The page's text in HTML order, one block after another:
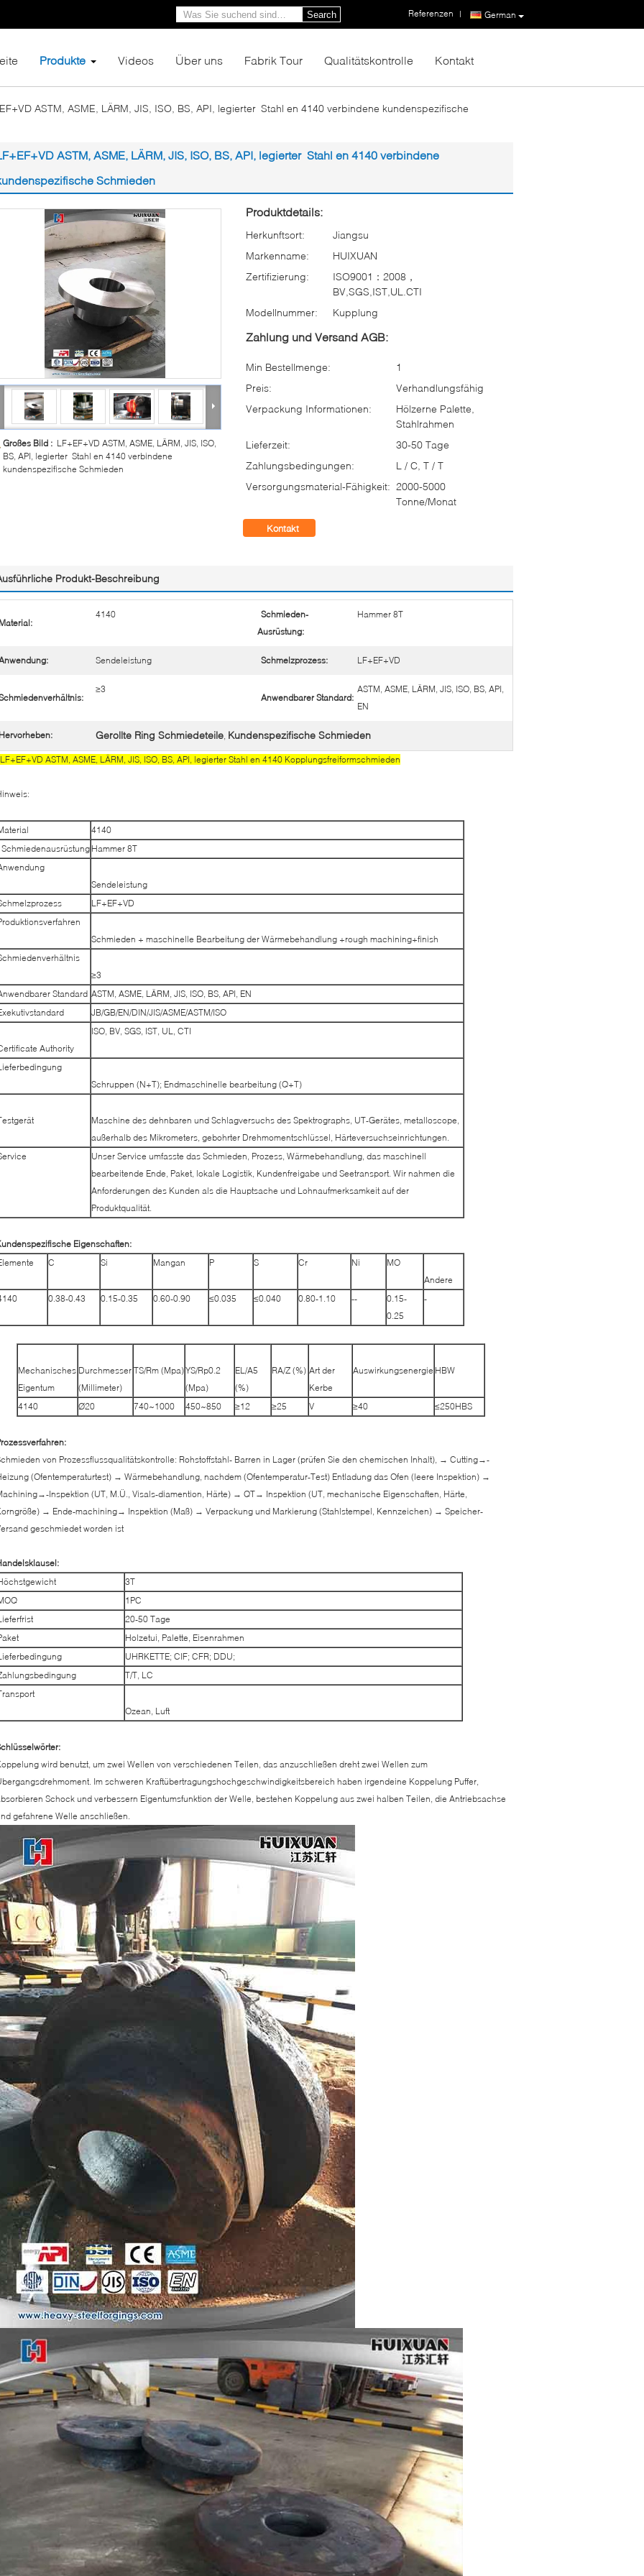
German
Referenzen |
Search
Produkte Videos Über uns Fabrik Tour Qualitätskontrolle Kontakt
ASTM, ASME, LÄRM, JIS, ISO, BS, API, legierter Stahl en 4140 verbindene kundenspezifische
ASTM, ASME, LÄRM, JIS, ISO, BS, API, legierter Stahl en 4140 verbindene
Schmieden
Großes Bild : LF+EF+VD ASTM, ASME, LÄRM, JIS, ISO,
BS, API, legierter Stahl en 4140 verbindene
kundenspezifische Schmieden
Produktdetails:
Herkunftsort:
Jiangsu
Markenname:
HUIXUAN
Zertifizierung:
ISO9001：2008，
BV,SGS,IST,UL.CTI
Modellnummer:
Kupplung
Zahlung und Versand AGB:
Min Bestellmenge:
1
Preis:
Verhandlungsfähig
Verpackung Informationen:
Hölzerne Palette,
Stahlrahmen
Lieferzeit:
30-50 Tage
Zahlungsbedingungen:
L / C, T / T
Versorgungsmaterial-Fähigkeit: 2000-5000
Tonne/Monat
Kontakt
Produkt-Beschreibung
4140
Schmieden-
Ausrüstung:
Hammer 8T
Sendeleistung Schmelzprozess: LF+EF+VD
≥3
Anwendbarer Standard:
ASTM, ASME, LÄRM, JIS, ISO, BS, API,
EN
Gerollte Ring Schmiedeteile, Kundenspezifische Schmieden
LF+EF+VD ASTM, ASME, LÄRM, JIS, ISO, BS, API, legierter Stahl en 4140 Kopplungsfreiformschmieden
4140
Hammer 8T
Sendeleistung
LF+EF+VD
Schmieden + maschinelle Bearbeitung der Wärmebehandlung +rough machining+finish
≥3
Standard ASTM, ASME, LÄRM, JIS, ISO, BS, API, EN
JB/GB/EN/DIN/JIS/ASME/ASTM/ISO
Authority
ISO, BV, SGS, IST, UL, CTI
Schruppen (N+T); Endmaschinelle bearbeitung (Q+T)
Maschine des dehnbaren und Schlagversuchs des Spektrographs, UT-Gerätes, metalloscope,
außerhalb des Mikrometers, gebohrter Drehmomentschlüssel, Härteversuchseinrichtungen.
Unser Service umfasste das Schmieden, Prozess, Wärmebehandlung, das maschinell
bearbeitende Ende, Paket, lokale Logistik, Kundenfreigabe und Seetransport. Wir nahmen die
Anforderungen des Kunden als die Hauptsache und Lohnaufmerksamkeit auf der
Produktqualität.
Eigenschaften:
C Si Mangan P S Cr Ni
MO
Andere
0.38-0.43 0.15-0.35 0.60-0.90 ≤0.035 ≤0.040 0.80-1.10 --
0.15-
0.25
-
Mechanisches
Eigentum
Durchmesser
(Millimeter)
TS/Rm (Mpa)YS/Rp0.2
(Mpa)
EL/A5
(%)
RA/Z (%) Art der
Kerbe
Auswirkungsenergie HBW
4140 Ø20 740~1000 450~850 ≥12 ≥25 V ≥40 ≤250HBS
von Prozessflussqualitätskontrolle: Rohstoffstahl- Barren in Lager (prüfen Sie den chemischen Inhalt), → Cutting→-
(Ofentemperaturtest) → Wärmebehandlung, nachdem (Ofentemperatur-Test) Entladung das Ofen (leere Inspektion) →
Inspektion (UT, M.Ü., Visals-diamention, Härte) → QT→ Inspektion (UT, mechanische Eigenschaften, Härte,
→ Ende-machining→ Inspektion (Maß) → Verpackung und Markierung (Stahlstempel, Kennzeichen) → Speicher-
geschmiedet worden ist
3T
1PC
20-50 Tage
Holzetui, Palette, Eisenrahmen
UHRKETTE; CIF; CFR; DDU;
T/T, LC
Ozean, Luft
wird benutzt, um zwei Wellen von verschiedenen Teilen, das anzuschließen dreht zwei Wellen zum
Im schweren Kraftübertragungshochgeschwindigkeitsbereich haben irgendeine Koppelung Puffer,
Schock und verbessern Eigentumsfunktion der Welle, bestehen Koppelung aus zwei halben Teilen, die Antriebsachse
gefahrene Welle anschließen.